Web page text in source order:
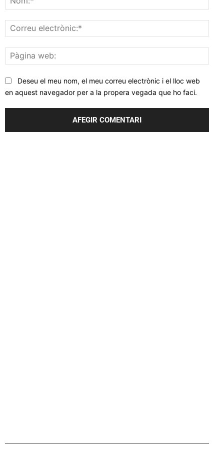
web:
Deseu el meu nom, el meu correu electrònic i el lloc web
en aquest navegador per a la propera vegada que ho faci.